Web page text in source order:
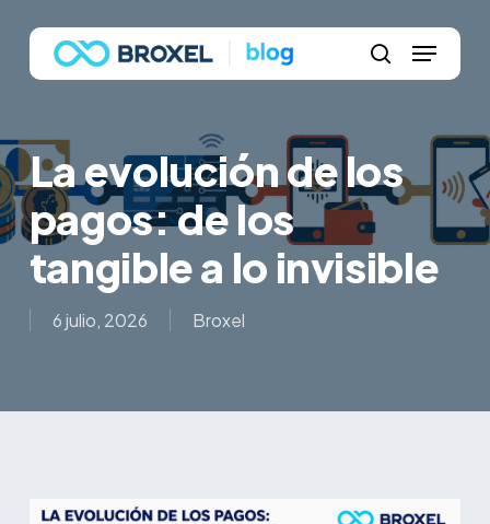
main
search
Menu
La evolución de los
pagos: de los
tangible a lo invisible
6 julio, 2026 Broxel